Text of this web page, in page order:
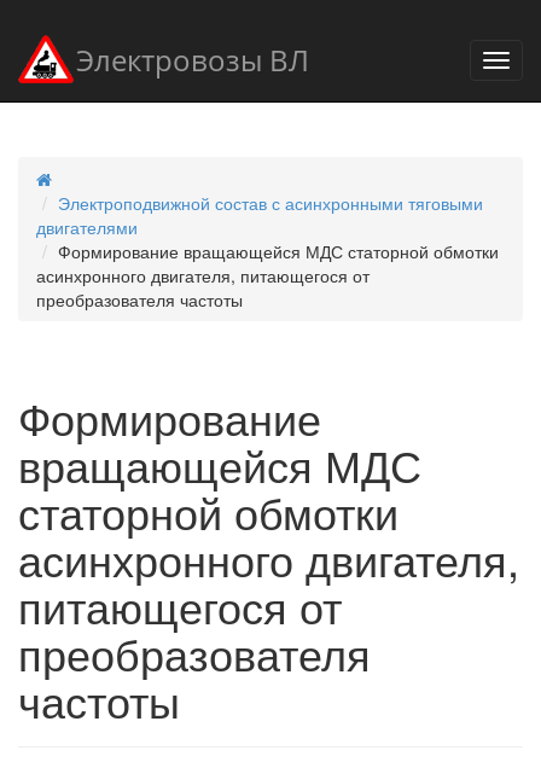
Электровозы ВЛ
Электроподвижной состав с асинхронными тяговыми
двигателями
Формирование вращающейся МДС статорной обмотки
асинхронного двигателя, питающегося от
преобразователя частоты
Формирование
вращающейся МДС
статорной обмотки
асинхронного двигателя,
питающегося от
преобразователя
частоты